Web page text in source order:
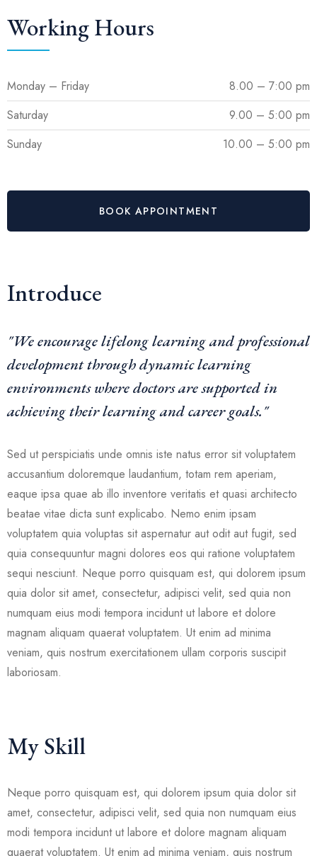
Working Hours
Monday – Friday
8.00 – 7:00 pm
Saturday
9.00 – 5:00 pm
Sunday
10.00 – 5:00 pm
BOOK APPOINTMENT
Introduce
"We encourage lifelong learning and professional
development through dynamic learning
environments where doctors are supported in
achieving their learning and career goals."
Sed ut perspiciatis unde omnis iste natus error sit voluptatem
accusantium doloremque laudantium, totam rem aperiam,
eaque ipsa quae ab illo inventore veritatis et quasi architecto
beatae vitae dicta sunt explicabo. Nemo enim ipsam
voluptatem quia voluptas sit aspernatur aut odit aut fugit, sed
quia consequuntur magni dolores eos qui ratione voluptatem
sequi nesciunt. Neque porro quisquam est, qui dolorem ipsum
quia dolor sit amet, consectetur, adipisci velit, sed quia non
numquam eius modi tempora incidunt ut labore et dolore
magnam aliquam quaerat voluptatem. Ut enim ad minima
veniam, quis nostrum exercitationem ullam corporis suscipit
laboriosam.
My Skill
Neque porro quisquam est, qui dolorem ipsum quia dolor sit
amet, consectetur, adipisci velit, sed quia non numquam eius
modi tempora incidunt ut labore et dolore magnam aliquam
quaerat voluptatem. Ut enim ad minima veniam, quis nostrum